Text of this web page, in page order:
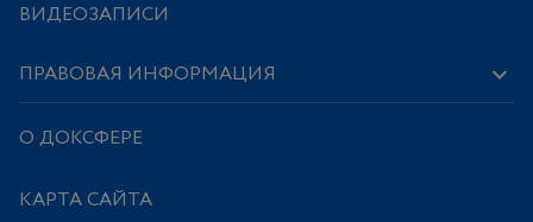
ВИДЕОЗАПИСИ
ПРАВОВАЯ ИНФОРМАЦИЯ
О ДОКСФЕРЕ
КАРТА САЙТА